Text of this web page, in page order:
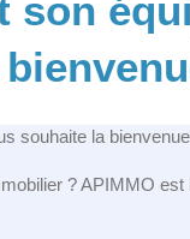
son
souhaite la
? APIMMO